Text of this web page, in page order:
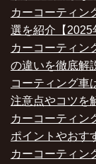
カーコーティン
選を紹介【2025
カーコーティン
の違いを徹底解
コーティング車
注意点やコツを
カーコーティン
ポイントやおす
カーコーティン